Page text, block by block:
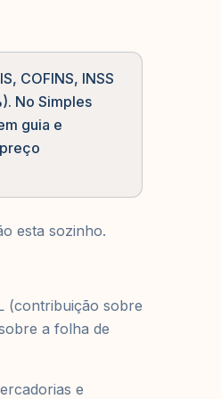
COFINS, INSS
No Simples
guia e
esta sozinho.
(contribuição sobre
a folha de
e